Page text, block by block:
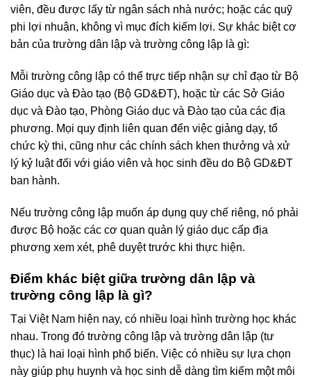
viên, đều được lấy từ ngân sách nhà nước; hoặc các quỹ
phi lợi nhuận, không vì mục đích kiếm lợi. Sự khác biệt cơ
bản của trường dân lập và trường công lập là gì:
Mỗi trường công lập có thể trực tiếp nhận sự chỉ đạo từ Bộ
Giáo dục và Đào tạo (Bộ GD&ĐT), hoặc từ các Sở Giáo
dục và Đào tạo, Phòng Giáo dục và Đào tạo của các địa
phương. Mọi quy định liên quan đến việc giảng dạy, tổ
chức kỳ thi, cũng như các chính sách khen thưởng và xử
lý kỷ luật đối với giáo viên và học sinh đều do Bộ GD&ĐT
ban hành.
Nếu trường công lập muốn áp dụng quy chế riêng, nó phải
được Bộ hoặc các cơ quan quản lý giáo dục cấp địa
phương xem xét, phê duyệt trước khi thực hiện.
Điểm khác biệt giữa trường dân lập và
trường công lập là gì?
Tại Việt Nam hiện nay, có nhiều loại hình trường học khác
nhau. Trong đó trường công lập và trường dân lập (tư
thục) là hai loại hình phổ biến. Việc có nhiều sự lựa chọn
này giúp phụ huynh và học sinh dễ dàng tìm kiếm một môi